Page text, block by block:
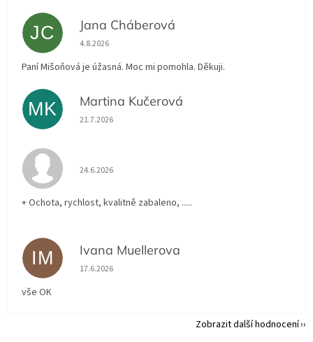
JC Jana Cháberová
Hodnocení obchodu je 5 z 5 hvězdiček.
4.8.2026
Paní Mišoňová je úžasná. Moc mi pomohla. Děkuji.
MK Martina Kučerová
Hodnocení obchodu je 5 z 5 hvězdiček.
21.7.2026
Hodnocení obchodu je 5 z 5 hvězdiček.
24.6.2026
+ Ochota, rychlost, kvalitně zabaleno, .....
IM Ivana Muellerova
Hodnocení obchodu je 5 z 5 hvězdiček.
17.6.2026
vše OK
Zobrazit další hodnocení